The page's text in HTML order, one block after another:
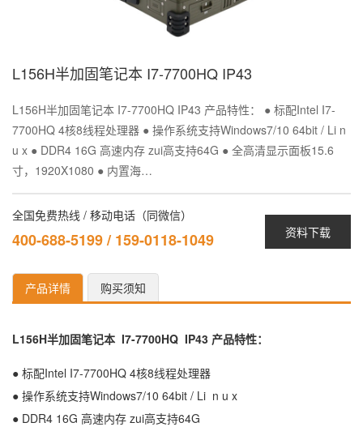
L156H半加固笔记本 I7-7700HQ IP43
L156H半加固笔记本 I7-7700HQ IP43 产品特性： ● 标配Intel I7-
7700HQ 4核8线程处理器 ● 操作系统支持Windows7/10 64bit / Li n
u x ● DDR4 16G 高速内存 zui高支持64G ● 全高清显示面板15.6
寸，1920X1080 ● 内置海…
资料下载
全国免费热线 / 移动电话（同微信）
400-688-5199 / 159-0118-1049
产品详情 购买须知
L156H半加固笔记本 I7-7700HQ IP43 产品特性：
● 标配Intel I7-7700HQ 4核8线程处理器
● 操作系统支持Windows7/10 64bit / Li n u x
● DDR4 16G 高速内存 zui高支持64G